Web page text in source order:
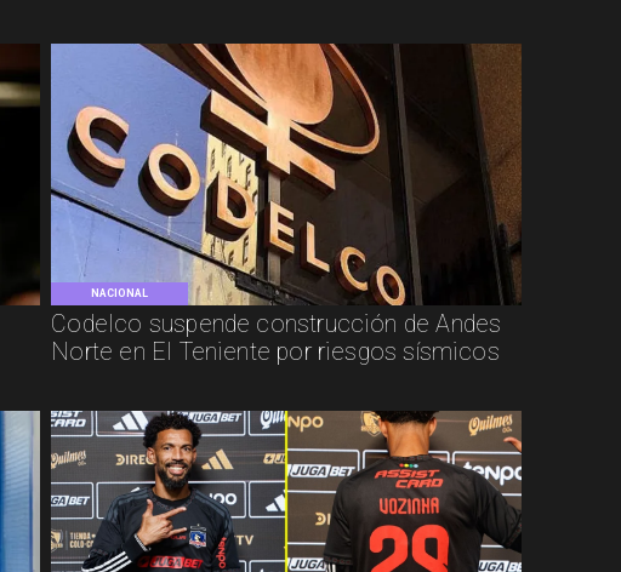
NACIONAL
Codelco suspende construcción de Andes
Norte en El Teniente por riesgos sísmicos